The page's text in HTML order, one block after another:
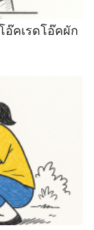
อ๊คเรดโอ๊คผัก